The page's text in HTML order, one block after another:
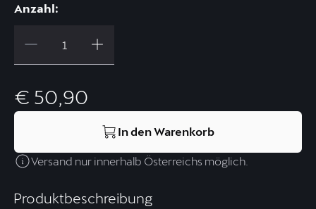
Produktbeschreibung
Anzahl:
€ 50,90
In den Warenkorb
Versand nur innerhalb Österreichs möglich.